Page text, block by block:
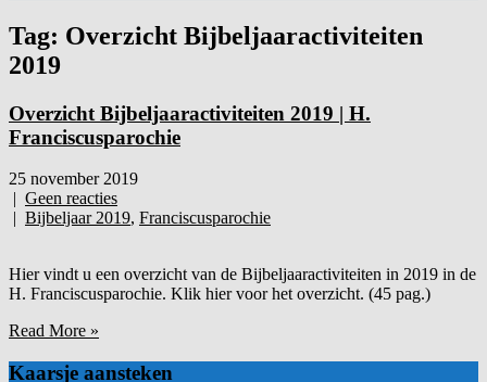
Tag: Overzicht Bijbeljaaractiviteiten
2019
Overzicht Bijbeljaaractiviteiten 2019 | H.
Franciscusparochie
25 november 2019
| Geen reacties
| Bijbeljaar 2019, Franciscusparochie
Hier vindt u een overzicht van de Bijbeljaaractiviteiten in 2019 in de
H. Franciscusparochie. Klik hier voor het overzicht. (45 pag.)
Read More »
Kaarsje aansteken